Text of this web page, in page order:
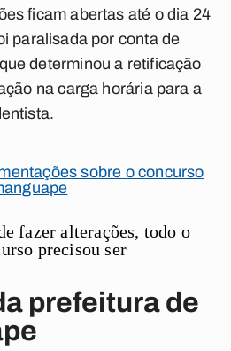
ficam abertas até o dia 24
paralisada por conta de
determinou a retificação
na carga horária para a
sobre o concurso
fazer alterações, todo o
precisou ser
prefeitura de